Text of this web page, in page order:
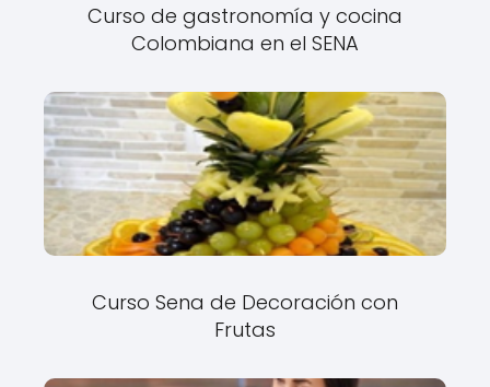
Curso de gastronomía y cocina
Colombiana en el SENA
Curso Sena de Decoración con
Frutas